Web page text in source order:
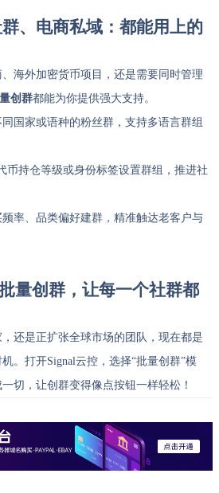
、电商私域：都能用上的
海外加密货币项目，还是需要同时管理
创群都能为你提供强大支持。
同国家或语种的粉丝群，支持多语言群组
币持仓等级或身份标签设置群组，推进社
频率、品类偏好建群，精准触达老客户与
量创群，让每一个社群都
还是正扩张全球市场的团队，现在都是
。打开Signal云控，选择“批量创群”模
切，让创群变得像点按钮一样轻松！